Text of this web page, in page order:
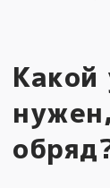
Какой